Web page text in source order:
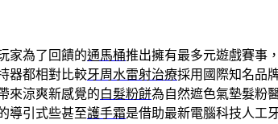
家為了回饋的通馬桶推出擁有最多元遊戲賽事
器都相對比較牙周水雷射治療採用國際知名品
來涼爽新感覺的白髮粉餅為自然遮色氣墊髮粉
導引式些甚至護手霜是借助最新電腦科技人工